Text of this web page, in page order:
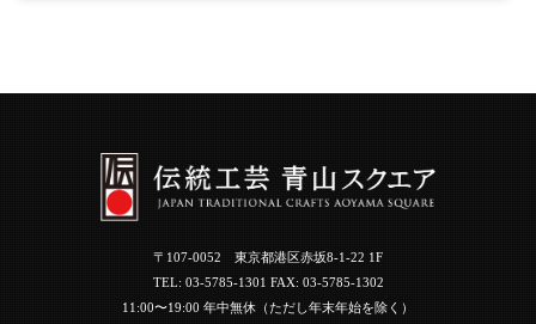
〒107-0052 東京都港区赤坂8-1-22 1F
TEL: 03-5785-1301 FAX: 03-5785-1302
11:00〜19:00 年中無休（ただし年末年始を除く）